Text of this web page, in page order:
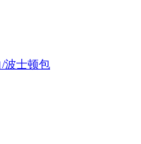
波士顿包